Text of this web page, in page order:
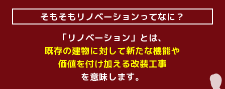
そもそもリノベーションってなに？
「リノベーション」とは、
既存の建物に対して新たな機能や
価値を付け加える改装工事
を意味します。